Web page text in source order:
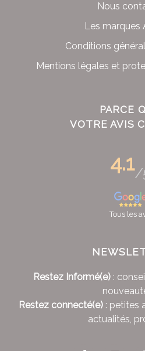
Nous
Les marques
Conditions
Mentions légales et
PARCE
VOTRE AVIS
4.1/
Tous les
Restez Informé(e):
Restez connecté(e): petites
actualités,